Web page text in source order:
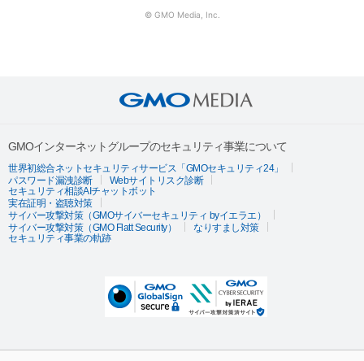
© GMO Media, Inc.
GMOインターネットグループのセキュリティ事業について
世界初総合ネットセキュリティサービス「GMOセキュリティ24」
パスワード漏洩診断
Webサイトリスク診断
セキュリティ相談AIチャットボット
実在証明・盗聴対策
サイバー攻撃対策（GMOサイバーセキュリティ byイエラエ）
サイバー攻撃対策（GMO Flatt Security）
なりすまし対策
セキュリティ事業の軌跡